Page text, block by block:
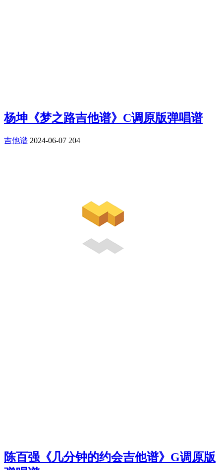
杨坤《梦之路吉他谱》C调原版弹唱谱
吉他谱 2024-06-07 204
陈百强《几分钟的约会吉他谱》G调原版